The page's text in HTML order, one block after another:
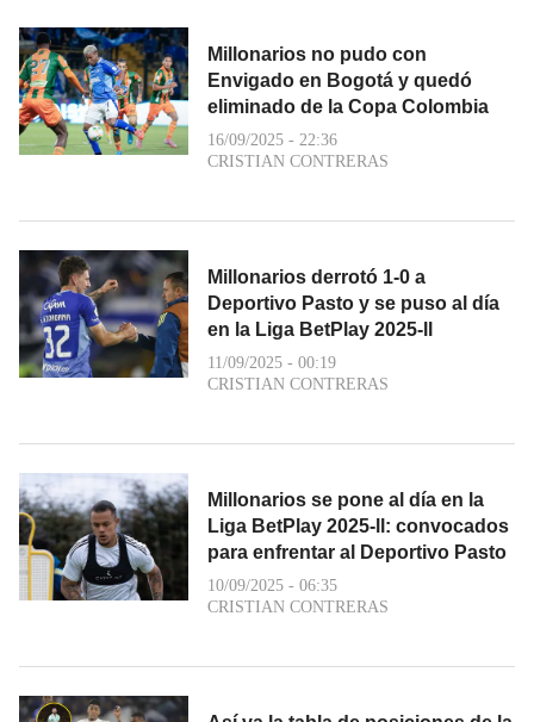
Millonarios no pudo con
Envigado en Bogotá y quedó
eliminado de la Copa Colombia
16/09/2025 - 22:36
CRISTIAN CONTRERAS
Millonarios derrotó 1-0 a
Deportivo Pasto y se puso al día
en la Liga BetPlay 2025-ll
11/09/2025 - 00:19
CRISTIAN CONTRERAS
Millonarios se pone al día en la
Liga BetPlay 2025-ll: convocados
para enfrentar al Deportivo Pasto
10/09/2025 - 06:35
CRISTIAN CONTRERAS